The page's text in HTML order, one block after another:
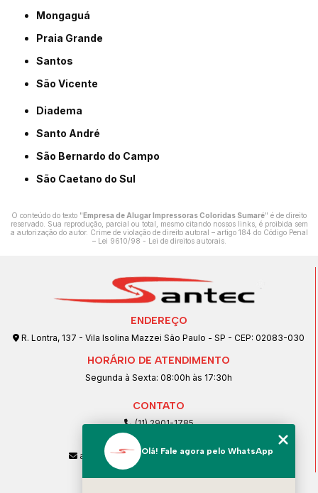
Mongaguá
Praia Grande
Santos
São Vicente
Diadema
Santo André
São Bernardo do Campo
São Caetano do Sul
O conteúdo do texto "Empresa de Alugar Impressoras Coloridas Sumaré" é de direito
reservado. Sua reprodução, parcial ou total, mesmo citando nossos links, é proibida sem
a autorização do autor. Crime de violação de direito autoral – artigo 184 do Código Penal
– Lei 9610/98 - Lei de direitos autorais.
ENDEREÇO
R. Lontra, 137 - Vila Isolina Mazzei São Paulo - SP - CEP: 02083-030
HORÁRIO DE ATENDIMENTO
Segunda à Sexta: 08:00h às 17:30h
CONTATO
(11) 2901-1785
(11) 99239-1832
atendimento@santeccopiadoras.com.br
Olá! Fale agora pelo WhatsApp